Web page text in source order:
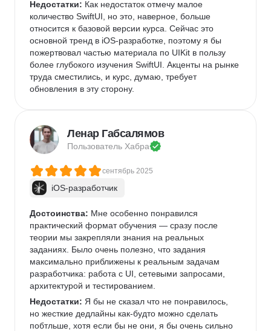
Недостатки: Как недостаток отмечу малое
количество SwiftUI, но это, наверное, больше
относится к базовой версии курса. Сейчас это
основной тренд в iOS-разработке, поэтому я бы
пожертвовал частью материала по UIKit в пользу
более глубокого изучения SwiftUI. Акценты на рынке
труда сместились, и курс, думаю, требует
обновления в эту сторону.
нюансы профессии, в которую хотите пойти. Я при
выборе направления в IT руководствовался лишь
общими советами по типу «выбирай то, что
нравится». Однако, как выяснилось позже, в
реальности всё сложнее, и одной мотивации
надолго не хватает. В описании курса упоминалась
значения, решив, что так везде. Позже я на
собственном опыте прочувствовал, как нелегко
сейчас куда-то пробиться. Но если стараться и
верить, всё обязательно получится! Вот и у меня
получилось. Курс даёт отличные знания, и у меня
остались о нём только приятные впечатления!
Ленар Габсалямов
Пользователь Хабра
сентябрь 2025
iOS-разработчик
Достоинства: Мне особенно понравился
практический формат обучения — сразу после
теории мы закрепляли знания на реальных
заданиях. Было очень полезно, что задания
максимально приближены к реальным задачам
разработчика: работа с UI, сетевыми запросами,
архитектурой и тестированием.
Недостатки: Я бы не сказал что не понравилось,
но жесткие дедлайны как-будто можно сделать
побтльше, хотя если бы не они, я бы очень сильно